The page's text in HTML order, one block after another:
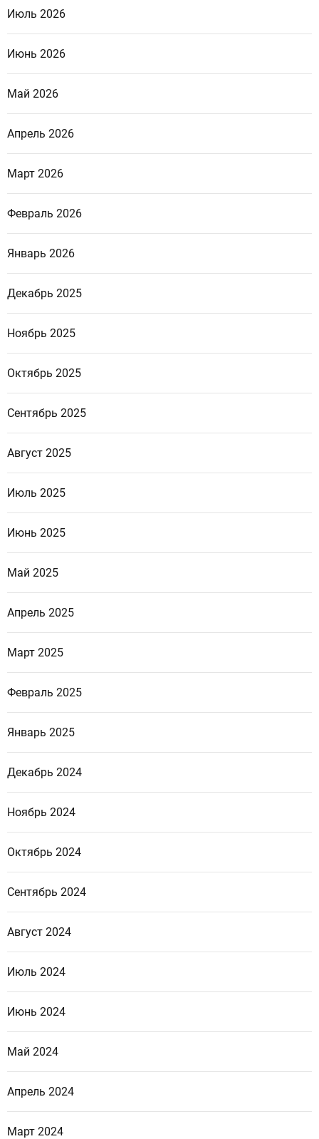
Июль 2026
Июнь 2026
Май 2026
Апрель 2026
Март 2026
Февраль 2026
Январь 2026
Декабрь 2025
Ноябрь 2025
Октябрь 2025
Сентябрь 2025
Август 2025
Июль 2025
Июнь 2025
Май 2025
Апрель 2025
Март 2025
Февраль 2025
Январь 2025
Декабрь 2024
Ноябрь 2024
Октябрь 2024
Сентябрь 2024
Август 2024
Июль 2024
Июнь 2024
Май 2024
Апрель 2024
Март 2024